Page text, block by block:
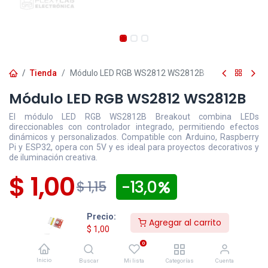
Precio:
$ 1,00
Agregar al carrito
Inicio Buscar
0
Mi lista Categorías Cuenta
Tienda Módulo LED RGB WS2812 WS2812B
Módulo LED RGB WS2812 WS2812B
El módulo LED RGB WS2812B Breakout combina LEDs
direccionables con controlador integrado, permitiendo efectos
dinámicos y personalizados. Compatible con Arduino, Raspberry
Pi y ESP32, opera con 5V y es ideal para proyectos decorativos y
de iluminación creativa.
$ 1,00$1,15 - 13,0
Efectivo/Transferencia
Incluye IVA
Precio exclusivo sitio web
Los pedidosconfirmados después de las 16:30 para
entregas en la ciudad de Cuenca y después de las 15:00